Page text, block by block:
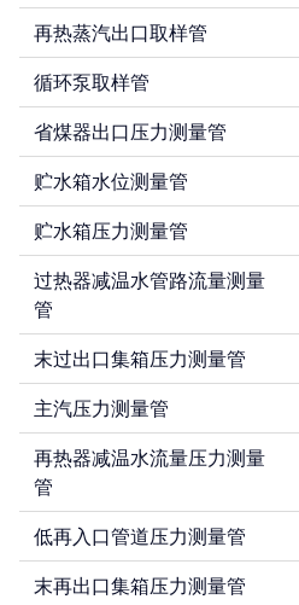
再热蒸汽出口取样管
循环泵取样管
省煤器出口压力测量管
贮水箱水位测量管
贮水箱压力测量管
过热器减温水管路流量测量
管
末过出口集箱压力测量管
主汽压力测量管
再热器减温水流量压力测量
管
低再入口管道压力测量管
末再出口集箱压力测量管